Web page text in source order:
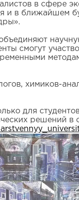
в сфере
и в ближайшем
смогут
химиков-
для
решений